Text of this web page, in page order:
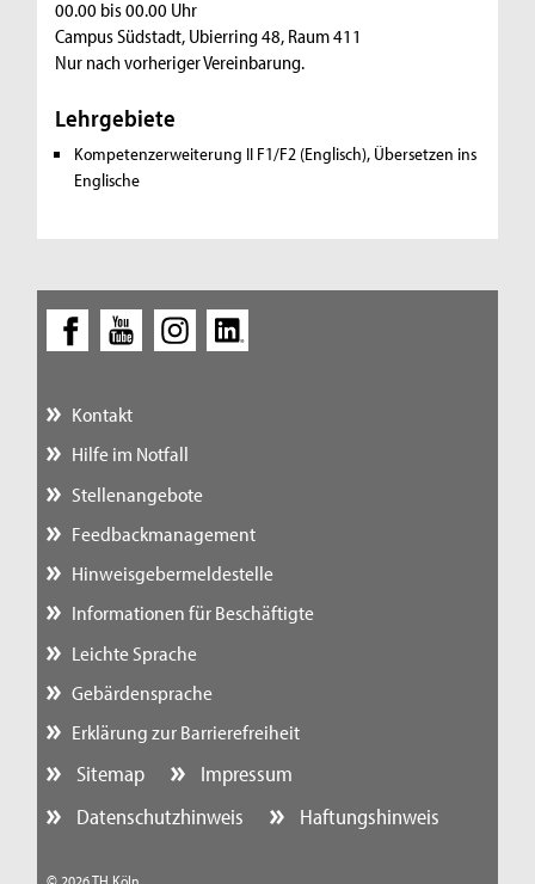
00.00 bis 00.00 Uhr
Campus Südstadt, Ubierring 48, Raum 411
Nur nach vorheriger Vereinbarung.
Lehrgebiete
Kompetenzerweiterung II F1/F2 (Englisch), Übersetzen ins
Englische
Kontakt
Hilfe im Notfall
Stellenangebote
Feedbackmanagement
Hinweisgebermeldestelle
Informationen für Beschäftigte
Leichte Sprache
Gebärdensprache
Erklärung zur Barrierefreiheit
Sitemap
Impressum
Datenschutzhinweis
Haftungshinweis